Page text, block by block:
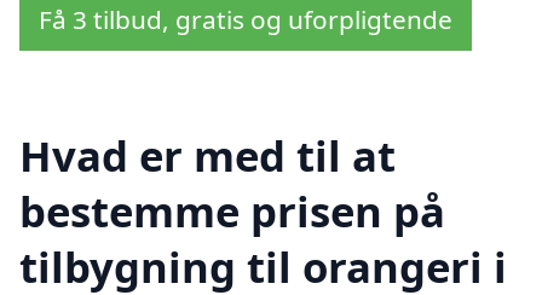
Få 3 tilbud, gratis og uforpligtende
Hvad er med til at
bestemme prisen på
tilbygning til orangeri i